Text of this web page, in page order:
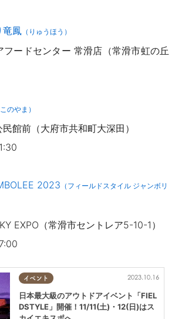
竜鳳 （りゅうほう）
フードセンター 常滑店（常滑市虹の丘
このやま）
館前（大府市共和町大深田）
2023 （フィールドスタイル ジャンボリ
EXPO（常滑市セントレア5-10-1）
イベント 2023.10.16
日本最大級のアウトドアイベント「FIEL
DSTYLE」開催！11/11(土)・12(日)はス